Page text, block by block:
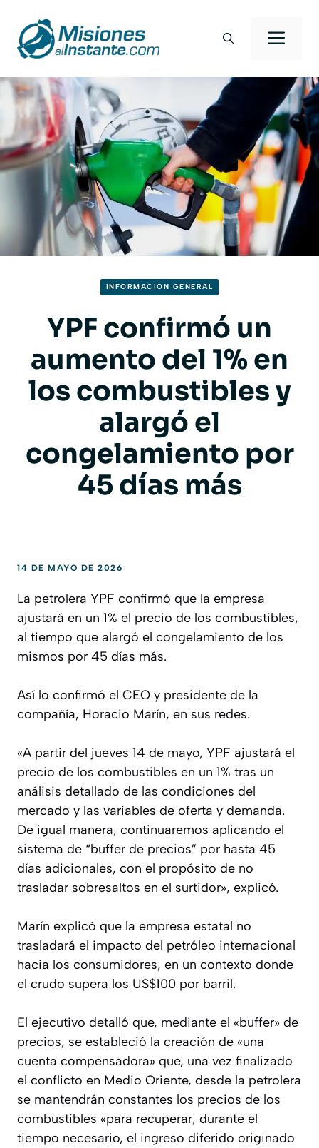
contenido
INFORMACION GENERAL
YPF confirmó un
aumento del 1% en
los combustibles y
alargó el
congelamiento por
45 días más
14 DE MAYO DE 2026
La petrolera YPF confirmó que la empresa
ajustará en un 1% el precio de los combustibles,
al tiempo que alargó el congelamiento de los
mismos por 45 días más.
Así lo confirmó el CEO y presidente de la
compañía, Horacio Marín, en sus redes.
«A partir del jueves 14 de mayo, YPF ajustará el
precio de los combustibles en un 1% tras un
análisis detallado de las condiciones del
mercado y las variables de oferta y demanda.
De igual manera, continuaremos aplicando el
sistema de “buffer de precios” por hasta 45
días adicionales, con el propósito de no
trasladar sobresaltos en el surtidor», explicó.
Marín explicó que la empresa estatal no
trasladará el impacto del petróleo internacional
hacia los consumidores, en un contexto donde
el crudo supera los US$100 por barril.
El ejecutivo detalló que, mediante el «buffer» de
precios, se estableció la creación de «una
cuenta compensadora» que, una vez finalizado
el conflicto en Medio Oriente, desde la petrolera
se mantendrán constantes los precios de los
combustibles «para recuperar, durante el
tiempo necesario, el ingreso diferido originado